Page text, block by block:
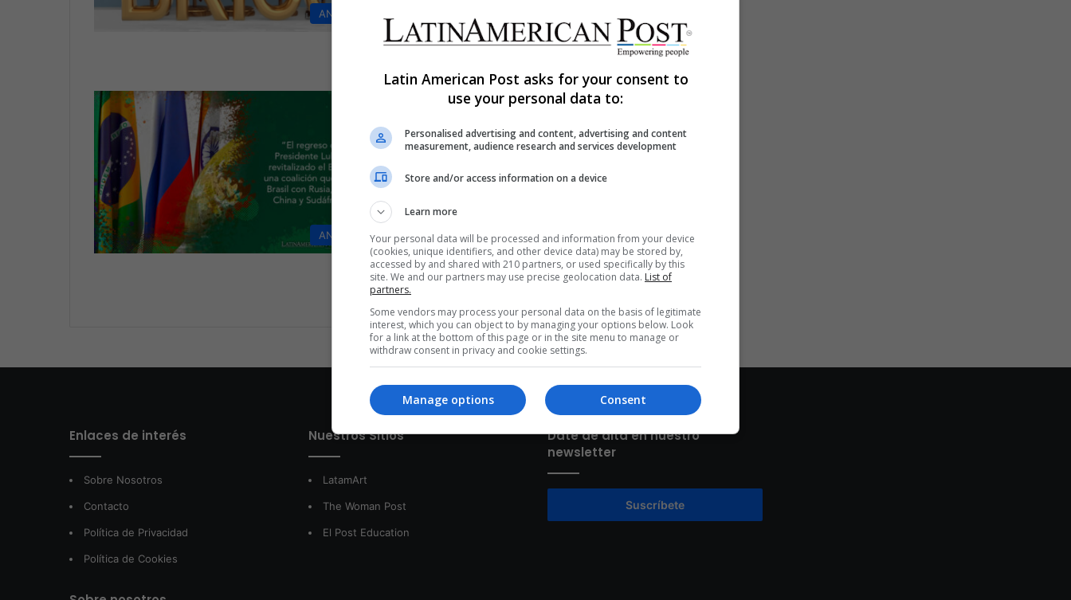
ANÁLISIS
necesidades…
ANÁLISIS
The Latin American Post Staff July 18, 2024
hacia América Latina allana el
de los BRICS
La falta de atención de Estados Unidos a América
Latina ha empoderado indirectamente a la región,
permitiendo que alianzas como…
Read More »
Enlaces de interés
Sobre Nosotros
Contacto
Política de Privacidad
Política de Cookies
Nuestros Sitios
LatamArt
The Woman Post
El Post Education
Date de alta en nuestro
newsletter
Suscríbete
Latin American Post asks for your consent to
use your personal data to:
Personalised advertising and content, advertising and content
measurement, audience research and services development
Store and/or access information on a device
Learn more
Your personal data will be processed and information from your device
(cookies, unique identifiers, and other device data) may be stored by,
accessed by and shared with 210 partners, or used specifically by this
site. We and our partners may use precise geolocation data. List of
partners.
Some vendors may process your personal data on the basis of legitimate
interest, which you can object to by managing your options below. Look
for a link at the bottom of this page or in the site menu to manage or
withdraw consent in privacy and cookie settings.
Consent
Manage options